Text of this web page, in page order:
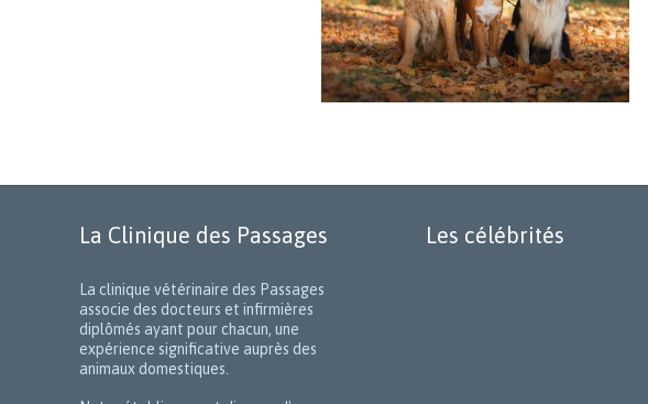
La Clinique des Passages
La clinique vétérinaire des Passages
associe des docteurs et infirmières
diplômés ayant pour chacun, une
expérience significative auprès des
animaux domestiques.
Les célébrités